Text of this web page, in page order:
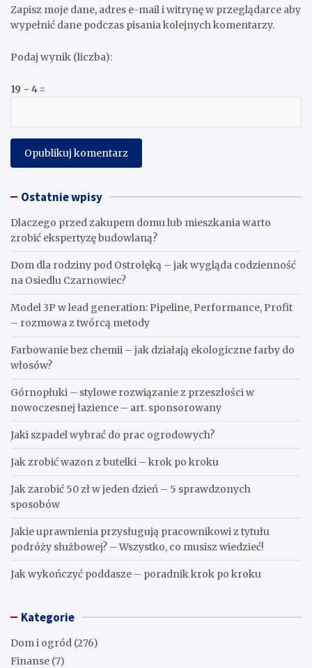
Zapisz moje dane, adres e-mail i witrynę w przeglądarce aby
wypełnić dane podczas pisania kolejnych komentarzy.
Podaj wynik (liczba):
19 − 4 =
Ostatnie wpisy
Dlaczego przed zakupem domu lub mieszkania warto
zrobić ekspertyzę budowlaną?
Dom dla rodziny pod Ostrołęką – jak wygląda codzienność
na Osiedlu Czarnowiec?
Model 3P w lead generation: Pipeline, Performance, Profit
– rozmowa z twórcą metody
Farbowanie bez chemii – jak działają ekologiczne farby do
włosów?
Górnopłuki – stylowe rozwiązanie z przeszłości w
nowoczesnej łazience – art. sponsorowany
Jaki szpadel wybrać do prac ogrodowych?
Jak zrobić wazon z butelki – krok po kroku
Jak zarobić 50 zł w jeden dzień – 5 sprawdzonych
sposobów
Jakie uprawnienia przysługują pracownikowi z tytułu
podróży służbowej? – Wszystko, co musisz wiedzieć!
Jak wykończyć poddasze – poradnik krok po kroku
Kategorie
Dom i ogród (276)
Finanse (7)